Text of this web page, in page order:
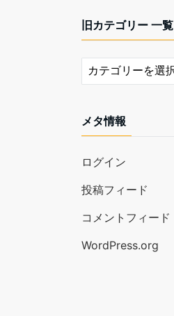
旧カテゴリー 一覧
メタ情報
ログイン
投稿フィード
コメントフィード
WordPress.org